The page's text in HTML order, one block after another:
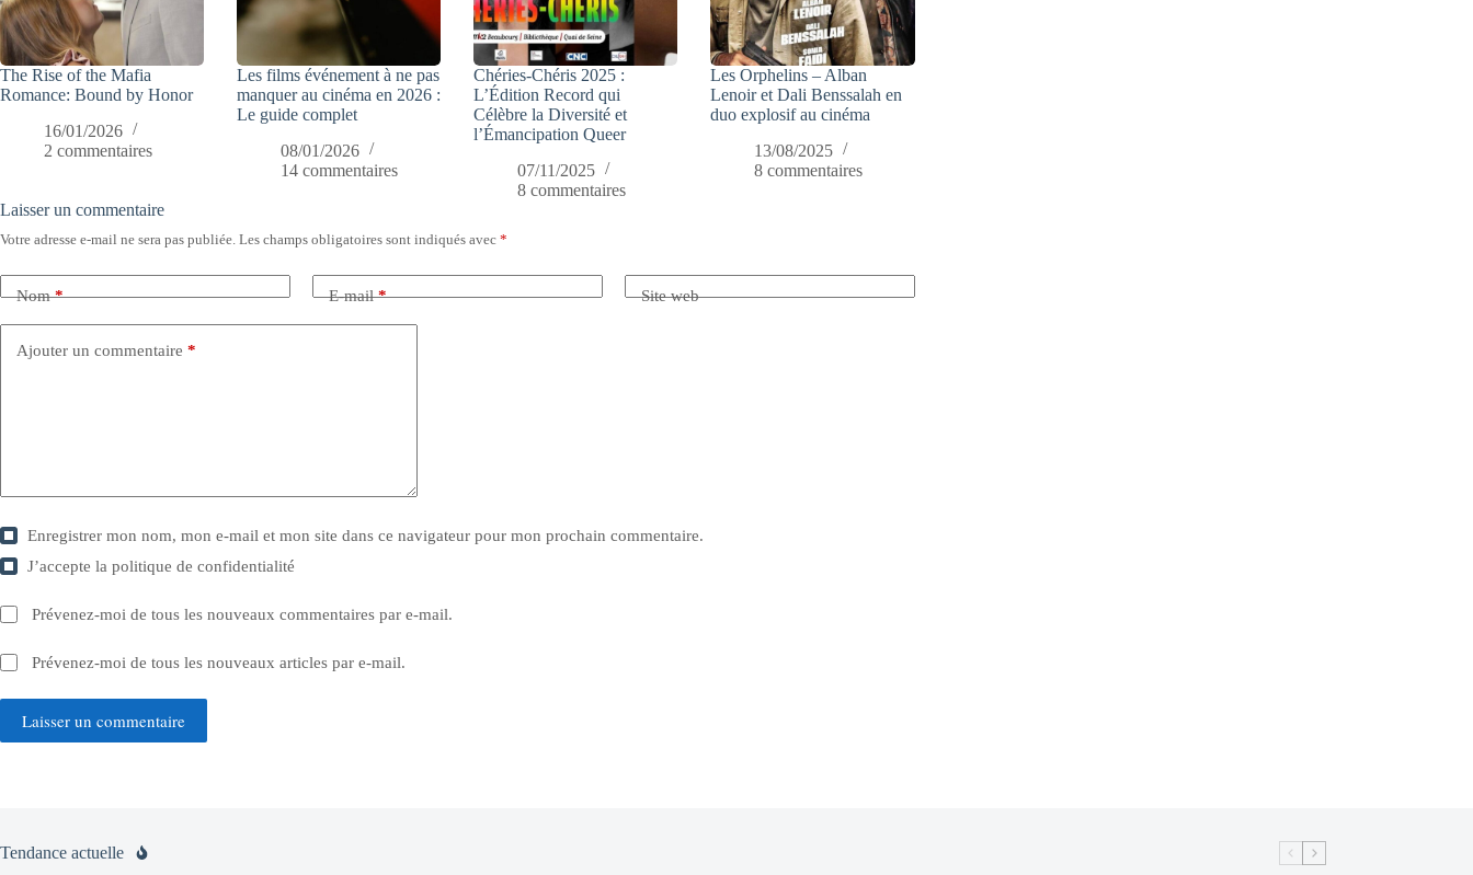
The Rise of the Mafia
Romance: Bound by Honor
16/01/2026
2 commentaires
Les films événement à ne pas
manquer au cinéma en 2026 :
Le guide complet
08/01/2026
14 commentaires
Chéries-Chéris 2025 :
L’Édition Record qui
Célèbre la Diversité et
l’Émancipation Queer
07/11/2025
8 commentaires
Les Orphelins – Alban
Lenoir et Dali Benssalah en
duo explosif au cinéma
13/08/2025
8 commentaires
Laisser un commentaire
Votre adresse e-mail ne sera pas publiée. Les champs obligatoires sont indiqués avec *
Nom* E-mail* Site web
Ajouter un commentaire *
Enregistrer mon nom, mon e-mail et mon site dans ce navigateur pour mon prochain commentaire.
J’accepte lapolitique de confidentialité
Prévenez-moi de tous les nouveaux commentaires par e-mail.
Prévenez-moi de tous les nouveaux articles par e-mail.
Laisser un commentaire
Tendance actuelle